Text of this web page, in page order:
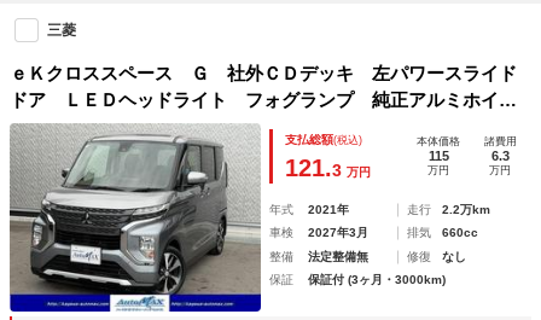
三菱
ｅＫクロススペース Ｇ 社外ＣＤデッキ 左パワースライド
ドア ＬＥＤヘッドライト フォグランプ 純正アルミホイー
ル クリアランスソナー ステアリングスイッチ スマートキ
ー スペアキー フロアマット
支払総額(税込)
121.3 万円
本体価格
115
万円
諸費用
6.3
万円
年式 2021年 走行
2.2万km
車検
2027年3月 排気
660cc
整備
法定整備無 修復
なし
保証
保証付 (3ヶ月・3000km)